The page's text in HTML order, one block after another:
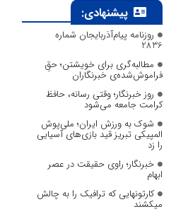
پیشنهادی:
روزنامه پیام‌آذربایجان شماره
2836
مطالبه‌گری برای خویشتن؛ حقِ
فراموش‌شده‌ی خبرنگاران
روز خبرنگار؛ وقتی رسانه، حافظ
کرامت جامعه می‌شود
شوک به ورزش ایران؛ ملی‌پوش
المپیکی تبریز قید بازی‌های آسیایی
را زد
خبرنگار؛ راوی حقیقت در عصر
ابهام
کارتونهایی که ترافیک را به چالش
میکشند